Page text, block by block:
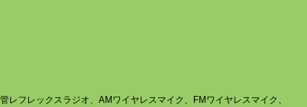
フレックスラジオ、AMワイヤレスマイク、FMワイヤレスマイク、